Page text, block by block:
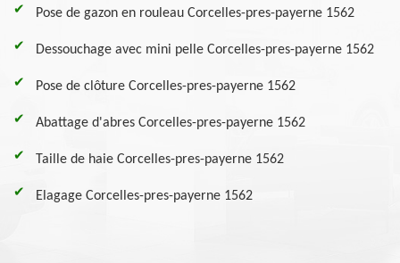
Pose de gazon en rouleau Corcelles-pres-payerne 1562
Dessouchage avec mini pelle Corcelles-pres-payerne 1562
Pose de clôture Corcelles-pres-payerne 1562
Abattage d'abres Corcelles-pres-payerne 1562
Taille de haie Corcelles-pres-payerne 1562
Elagage Corcelles-pres-payerne 1562